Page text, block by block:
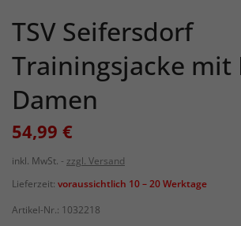
TSV Seifersdorf
Trainingsjacke mit
Damen
54,99 €
inkl. MwSt.
zzgl. Versand
Lieferzeit: voraussichtlich 10 – 20 Werktage
Artikel-Nr.: 1032218